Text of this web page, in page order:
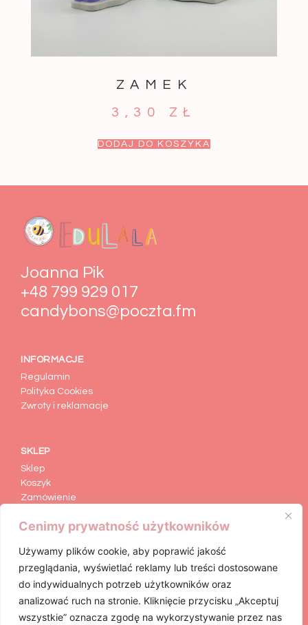
Cenimy prywatność użytkowników
Używamy plików cookie, aby poprawić jakość
przeglądania, wyświetlać reklamy lub treści dostosowane
do indywidualnych potrzeb użytkowników oraz
analizować ruch na stronie. Kliknięcie przycisku „Akceptuj
wszystkie” oznacza zgodę na wykorzystywanie przez nas
ZAMEK
3,30 ZŁ
DODAJ DO KOSZYKA
Joanna Pik
+48 799 929 017
candybons@poczta.fm
INFORMACJE
Regulamin
Polityka Cookies
Zwroty i reklamacje
SKLEP
Sklep
Koszyk
Zamówienie
Formularz zwrotu
KATEGORIE
Animacje dla dzieci
Figurki Gipsowe
Art Craft